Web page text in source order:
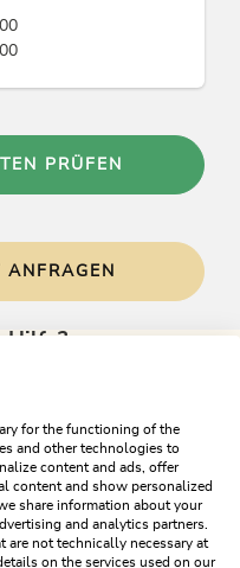
PRÜFEN
ANFRAGEN
Hilfe?
for the functioning of the
and other technologies to
content and ads, offer
content and show personalized
share information about your
and analytics partners.
are not technically necessary at
on the services used on our